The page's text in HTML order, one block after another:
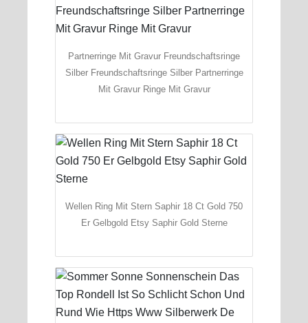
Partnerringe Mit Gravur Freundschaftsringe
Silber Freundschaftsringe Silber Partnerringe
Mit Gravur Ringe Mit Gravur
Wellen Ring Mit Stern Saphir 18 Ct Gold 750
Er Gelbgold Etsy Saphir Gold Sterne